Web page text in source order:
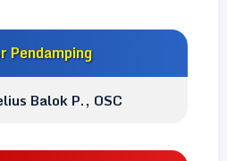
Pendamping
Balok P., OSC